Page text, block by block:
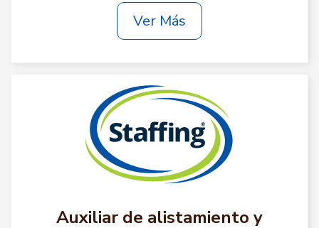
Ver Más
Auxiliar de alistamiento y